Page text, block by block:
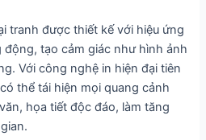
tranh được thiết kế với hiệu ứng
tạo cảm giác như hình ảnh
Với công nghệ in hiện đại tiên
thể tái hiện mọi quang cảnh
họa tiết độc đáo, làm tăng